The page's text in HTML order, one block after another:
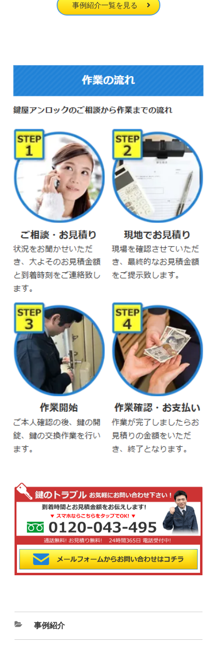
事例紹介一覧を見る
カ
テ
事例紹介